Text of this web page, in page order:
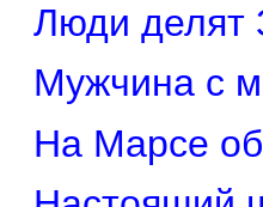
Люди делят
Мужчина с
На Марсе